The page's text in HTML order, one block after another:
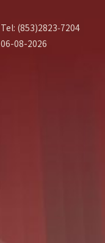
Tel: (853)2823‑7204
06-08-2026